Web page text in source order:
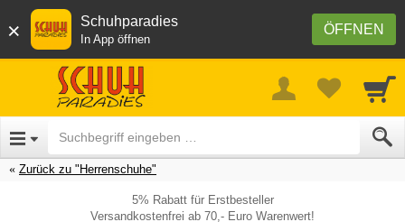
× ÖFFNEN
Schuhparadies
In App öffnen
Zurück zu "Herrenschuhe"
5% Rabatt für Erstbesteller
Versandkostenfrei ab 70,- Euro Warenwert!